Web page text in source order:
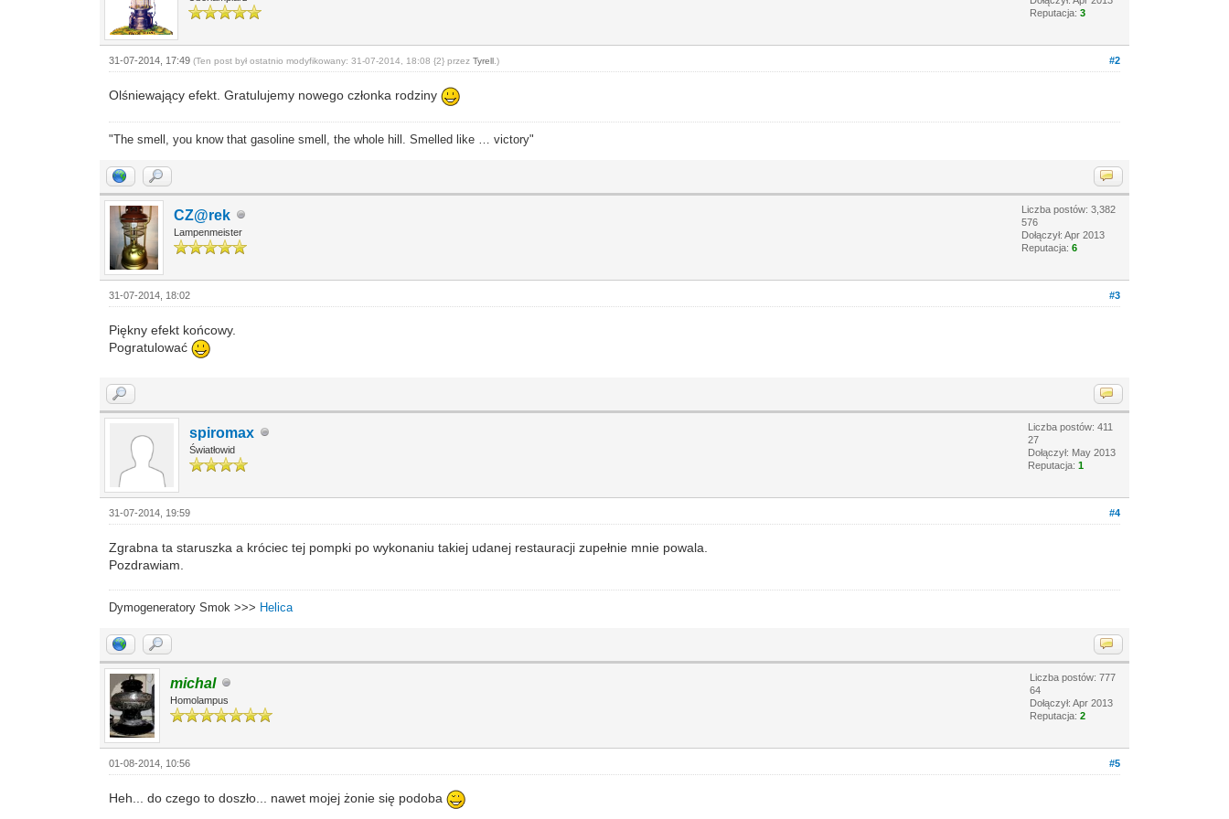
Reputacja: 3
#2
31-07-2014, 17:49(Ten post był ostatnio modyfikowany: 31-07-2014, 18:08 {2} przezTyrell .)
Olśniewający efekt. Gratulujemy nowego członka rodziny
"The smell, you know that gasoline smell, the whole hill. Smelled like … victory"
CZ@rek
Lampenmeister
Liczba postów: 3,382
576
Dołączył: Apr 2013
Reputacja: 6
#3
31-07-2014, 18:02
Piękny efekt końcowy.
Pogratulować
spiromax
Światłowid
Liczba postów: 411
27
Dołączył: May 2013
Reputacja: 1
#4
31-07-2014, 19:59
Zgrabna ta staruszka a króciec tej pompki po wykonaniu takiej udanej restauracji zupełnie mnie powala.
Pozdrawiam.
Dymogeneratory Smok >>> Helica
michal
Homolampus
Liczba postów: 777
64
Dołączył: Apr 2013
Reputacja: 2
#5
01-08-2014, 10:56
Heh... do czego to doszło... nawet mojej żonie się podoba